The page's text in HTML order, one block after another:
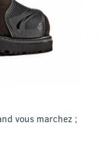
vous marchez ;